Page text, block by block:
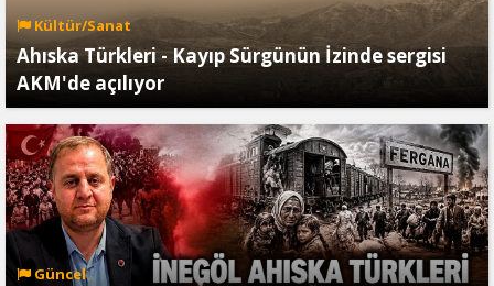
Kültür/Sanat
Ahıska Türkleri - Kayıp Sürgünün İzinde sergisi
AKM'de açılıyor
Güncel